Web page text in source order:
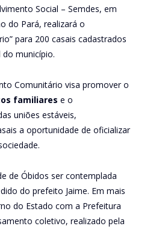
Social – Semdes, em
do Pará, realizará o
para 200 casais cadastrados
município.
Comunitário visa promover o
familiares e o
uniões estáveis,
a oportunidade de oficializar
de Óbidos ser contemplada
do prefeito Jaime. Em mais
do Estado com a Prefeitura
coletivo, realizado pela